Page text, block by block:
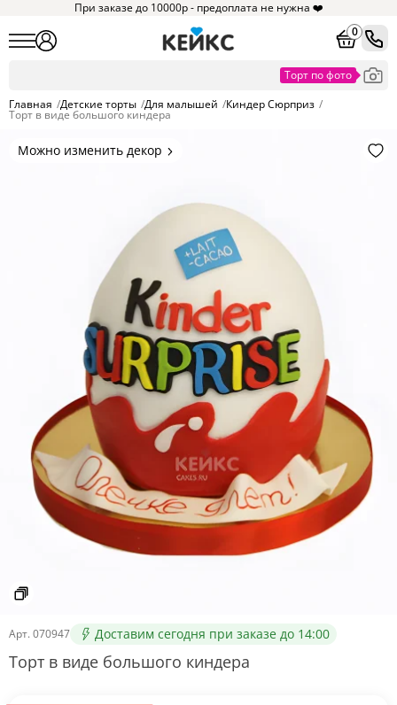
При заказе до 10000р - предоплата не нужна ❤️
0
Главная /Детские торты /Для малышей /Киндер Сюрприз /
Торт в виде большого киндера
Можно изменить декор
Арт. 070947 Доставим сегодня при заказе до 14:00
Торт в виде большого киндера